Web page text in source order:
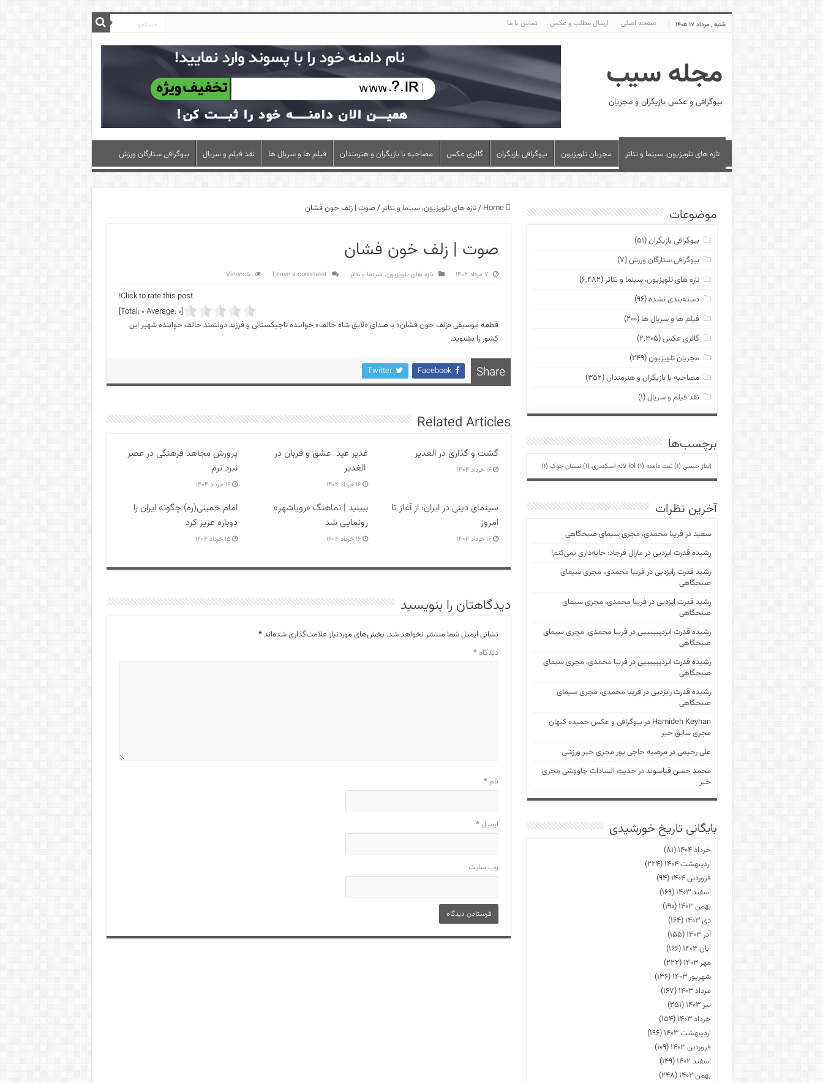
شنبه , مرداد ۱۷ ۱۴۰۵ صفحه اصلی ارسال مطلب و عکس تماس با ما
مجله سیب
بیوگرافی و عکس بازیگران و مجریان
تازه های تلویزیون، سینما و تئاتر مجریان تلویزیون بیوگرافی بازیگران گالری عکس مصاحبه با بازیگران و هنرمندان فیلم ها و سریال ها نقد فیلم و سریال بیوگرافی ستارگان ورزش
Home
/تازه های تلویزیون، سینما و تئاتر/صوت | زلف خون‌ فشان
صوت | زلف خون‌ فشان
۷ مرداد ۱۴۰۲ تازه های تلویزیون، سینما و تئاتر Leave a comment
5 Views
Click to rate this post!
[Total:
0Average: 0
]
قطعه موسیقی «زلف خون‌ فشان» با صدای «لایق شاه خالف» خواننده تاجیکستانی و فرزند دولتمند خالف خواننده شهیر این
کشور را بشنوید.
Share
Facebook
Twitter
Related Articles
گشت و گذاری در الغدیر
۱۶ خرداد ۱۴۰۴
غدیر عید عشق و قربان در
الغدیر
۱۶ خرداد ۱۴۰۴
پرورش مجاهد فرهنگی در عصر
نبرد نرم
۱۶ خرداد ۱۴۰۴
سینمای دینی در ایران: از آغاز تا
امروز
۱۶ خرداد ۱۴۰۴
ببینید | نماهنگ «رویاشهر»
رونمایی شد
۱۶ خرداد ۱۴۰۴
امام خمینی(ره) چگونه ایران را
دوباره عزیز کرد
۱۵ خرداد ۱۴۰۴
دیدگاهتان را بنویسید
نشانی ایمیل شما منتشر نخواهد شد. بخش‌های موردنیاز علامت‌گذاری شده‌اند*
دیدگاه*
نام*
ایمیل*
وب‌ سایت
موضوعات
بیوگرافی بازیگران(۵۱)
بیوگرافی ستارگان ورزش(۷)
تازه های تلویزیون، سینما و تئاتر(۶,۴۸۲)
دسته‌بندی نشده(۹۶)
فیلم ها و سریال ها (۲۰۰)
گالری عکس(۲,۳۰۵)
مجریان تلویزیون(۲۴۹)
مصاحبه با بازیگران و هنرمندان(۳۵۲)
نقد فیلم و سریال(۱)
برچسب‌ها
الناز حبیبی (1) ثبت دامنه lol (1) لاله اسکندری (1) نیسان جوک (1)
آخرین نظرات
سعیددرفریبا محمدی، مجری سیمای صبحگاهی
رشیده قدرت ایزدییدرمارال فرجاد: خانه‌داری نمی‌کنم!
رشید قدرت رایزدییدرفریبا محمدی، مجری سیمای
صبحگاهی
رشید قدرت ایزدییدرفریبا محمدی، مجری سیمای
صبحگاهی
رشیده قدرت ایزدیییییییدرفریبا محمدی، مجری سیمای
صبحگاهی
رشیده قدرت ایزدیییییییدرفریبا محمدی، مجری سیمای
صبحگاهی
رشیده قدرت رایزدییدرفریبا محمدی، مجری سیمای
صبحگاهی
Hamideh Keyhan در بیوگرافی و عکس حمیده کیهان
مجری سابق خبر
علی رحیمیدرمرضیه حاجی پور مجری خبر ورزشی
محمد حسن قیاسونددر حدیث السادات چاووشی مجری
خبر
بایگانی تاریخ خورشیدی
خرداد ۱۴۰۴
(۸۱)
اردیبهشت ۱۴۰۴
(۲۲۴)
فروردین ۱۴۰۴
(۹۴)
اسفند ۱۴۰۳
(۱۶۹)
بهمن ۱۴۰۳
(۱۹۰)
دی ۱۴۰۳
(۱۶۴)
آذر ۱۴۰۳
(۱۵۵)
آبان ۱۴۰۳
(۱۶۶)
مهر ۱۴۰۳
(۲۲۲)
شهریور ۱۴۰۳
(۱۳۶)
مرداد ۱۴۰۳
(۱۶۷)
تیر ۱۴۰۳
(۲۵۱)
خرداد ۱۴۰۳
(۱۵۴)
اردیبهشت ۱۴۰۳
(۱۹۶)
فروردین ۱۴۰۳
(۱۰۹)
اسفند ۱۴۰۲
(۱۴۹)
بهمن ۱۴۰۲
(۲۴۸)